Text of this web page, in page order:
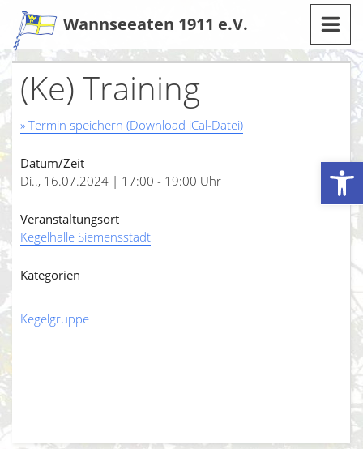
Werkzeugleiste öffnen
Zum
Inhalt
Wannseeaten 1911 e.V.
(Ke) Training
» Termin speichern (Download iCal-Datei)
Datum/Zeit
Di.., 16.07.2024 | 17:00 - 19:00 Uhr
Veranstaltungsort
Kegelhalle Siemensstadt
Kategorien
Kegelgruppe